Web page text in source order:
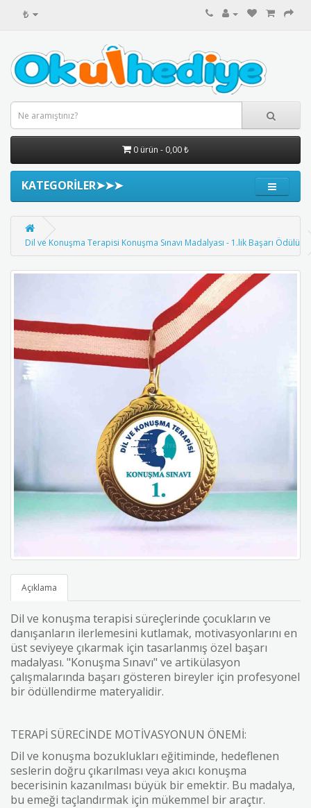
₺
0 ürün - 0,00 ₺
KATEGORİLER➤➤➤
Dil ve Konuşma Terapisi Konuşma Sınavı Madalyası - 1.lik Başarı Ödülü
Açıklama
Dil ve konuşma terapisi süreçlerinde çocukların ve
danışanların ilerlemesini kutlamak, motivasyonlarını en
üst seviyeye çıkarmak için tasarlanmış özel başarı
madalyası. "Konuşma Sınavı" ve artikülasyon
çalışmalarında başarı gösteren bireyler için profesyonel
bir ödüllendirme materyalidir.
TERAPİ SÜRECİNDE MOTİVASYONUN ÖNEMİ:
Dil ve konuşma bozuklukları eğitiminde, hedeflenen
seslerin doğru çıkarılması veya akıcı konuşma
becerisinin kazanılması büyük bir emektir. Bu madalya,
bu emeği taçlandırmak için mükemmel bir araçtır.